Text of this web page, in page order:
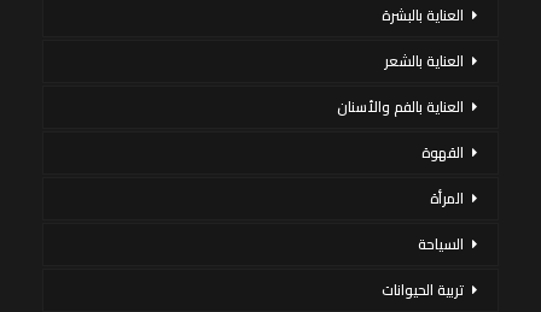
العناية بالبشرة
العناية بالشعر
العناية بالفم والأسنان
القهوة
المرأة
السياحة
تربية الحيوانات